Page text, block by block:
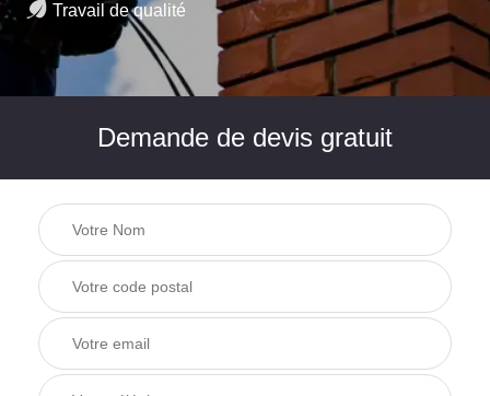
Travail de qualité
Demande de devis gratuit